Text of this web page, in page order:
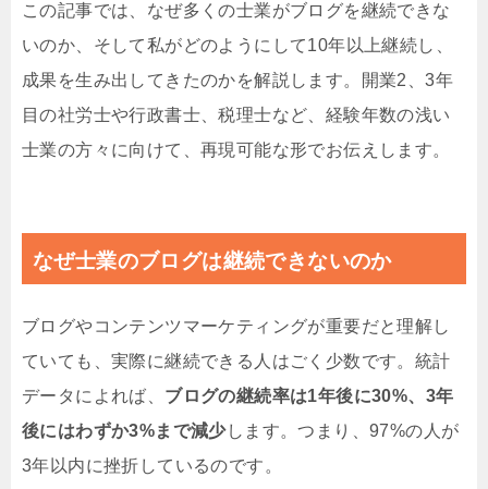
この記事では、なぜ多くの士業がブログを継続できな
いのか、そして私がどのようにして10年以上継続し、
成果を生み出してきたのかを解説します。開業2、3年
目の社労士や行政書士、税理士など、経験年数の浅い
士業の方々に向けて、再現可能な形でお伝えします。
なぜ士業のブログは継続できないのか
ブログやコンテンツマーケティングが重要だと理解し
ていても、実際に継続できる人はごく少数です。統計
データによれば、 ブログの継続率は1年後に30%、3年
後にはわずか3%まで減少します。つまり、97%の人が
3年以内に挫折しているのです。